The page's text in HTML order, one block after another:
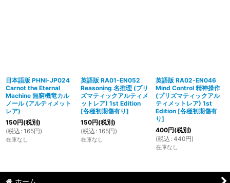
日本語版 PHNI-JP024
Carnot the Eternal
Machine 無窮機竜カル
ノール (アルティメット
レア)
150円(税別)
(税込 : 165円)
在庫なし
英語版 RA01-EN052
Reasoning 名推理 (プリ
ズマティックアルティメ
ットレア) 1st Edition
[各種初期傷有り]
150円(税別)
(税込 : 165円)
在庫なし
英語版 RA02-EN046
Mind Control 精神操作
(プリズマティックアル
ティメットレア) 1st
Edition [各種初期傷有
り]
400円(税別)
(税込 : 440円)
在庫なし
ホーム